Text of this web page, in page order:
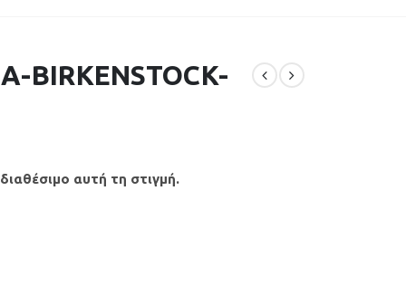
BIRKENSTOCK-
αυτή τη στιγμή.